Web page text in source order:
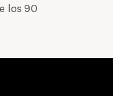
los 90